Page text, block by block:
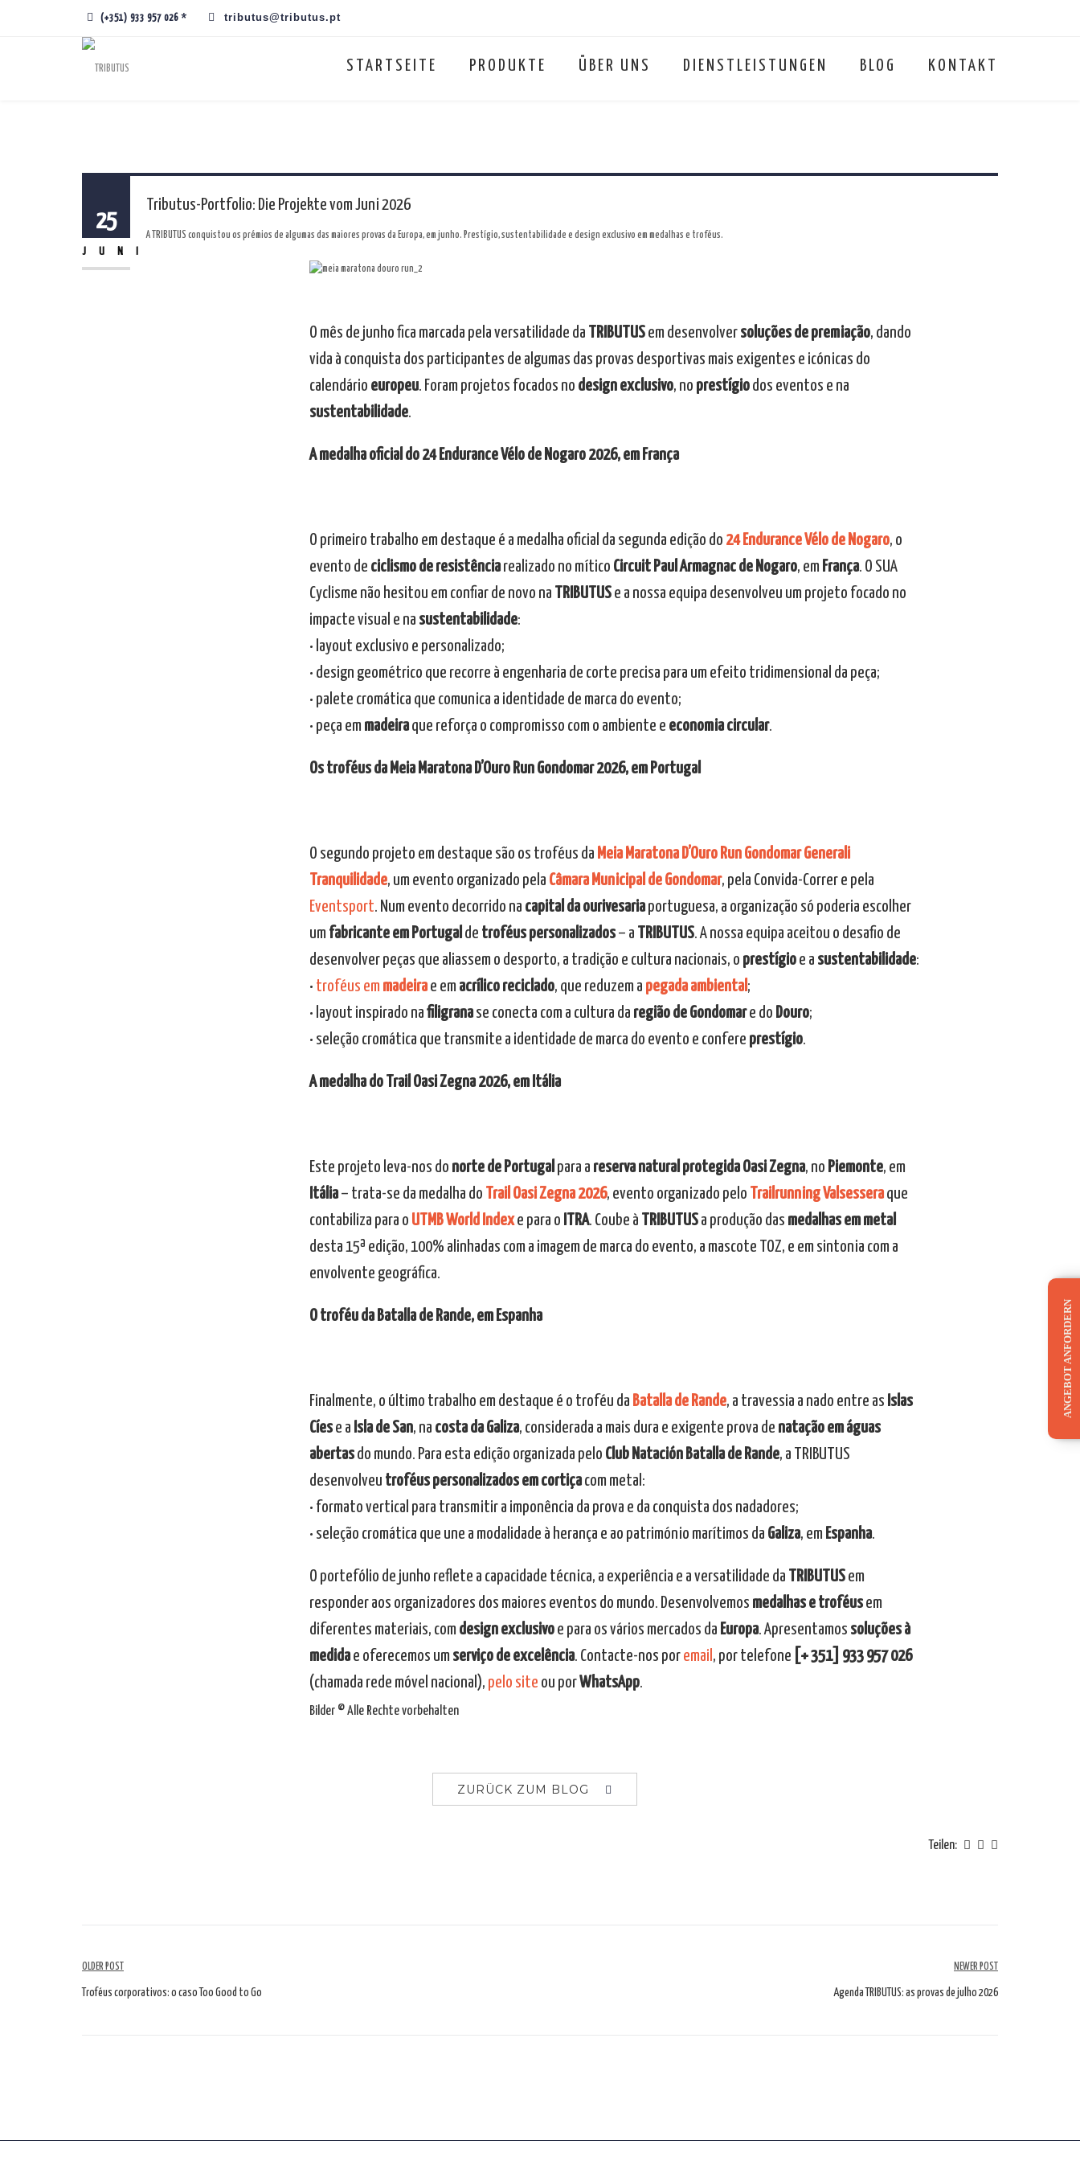
(+351) 933 957 026 * tributus@tributus.pt
STARTSEITE PRODUKTE ÜBER UNS DIENSTLEISTUNGEN BLOG KONTAKT
25
JUNI
Tributus-Portfolio: Die Projekte vom Juni 2026
A TRIBUTUS conquistou os prémios de algumas das maiores provas da Europa, em junho. Prestígio, sustentabilidade e design exclusivo em medalhas e troféus.
O mês de junho fica marcada pela versatilidade da TRIBUTUSem desenvolver soluções de premiação, dando
vida à conquista dos participantes de algumas das provas desportivas mais exigentes e icónicas do
calendário europeu. Foram projetos focados no design exclusivo, no prestígiodos eventos e na
sustentabilidade.
A medalha oficial do 24 Endurance Vélo de Nogaro 2026, em França
O primeiro trabalho em destaque é a medalha oficial da segunda edição do 24 Endurance Vélo de Nogaro, o
evento de ciclismo de resistênciarealizado no mítico Circuit Paul Armagnac de Nogaro, em França. O SUA
Cyclisme não hesitou em confiar de novo na
TRIBUTUSe a nossa equipa desenvolveu um projeto focado no
impacte visual e na sustentabilidade:
• layout exclusivo e personalizado;
• design geométrico que recorre à engenharia de corte precisa para um efeito tridimensional da peça;
• palete cromática que comunica a identidade de marca do evento;
• peça em madeiraque reforça o compromisso com o ambiente e economia circular.
Os troféus da Meia Maratona D’Ouro Run Gondomar 2026, em Portugal
O segundo projeto em destaque são os troféus da Meia Maratona D’Ouro Run Gondomar Generali
Tranquilidade, um evento organizado pela Câmara Municipal de Gondomar, pela Convida-Correr e pela
Eventsport. Num evento decorrido na capital da ourivesariaportuguesa, a organização só poderia escolher
um fabricante em Portugal de troféus personalizados– a TRIBUTUS. A nossa equipa aceitou o desafio de
desenvolver peças que aliassem o desporto, a tradição e cultura nacionais, o prestígioe a sustentabilidade:
• troféus em madeirae em acrílico reciclado, que reduzem a pegada ambiental ;
• layout inspirado na filigranase conecta com a cultura da região de Gondomare do Douro;
• seleção cromática que transmite a identidade de marca do evento e confere prestígio.
A medalha do Trail Oasi Zegna 2026, em Itália
Este projeto leva-nos do norte de Portugal para a reserva natural protegida Oasi Zegna, no Piemonte, em
Itália– trata-se da medalha do Trail Oasi Zegna 2026, evento organizado pelo Trailrunning Valsesseraque
contabiliza para o UTMB World Index e para o ITRA. Coube à TRIBUTUSa produção das medalhas em metal
desta 15ª edição, 100% alinhadas com a imagem de marca do evento, a mascote TOZ, e em sintonia com a
envolvente geográfica.
O troféu da Batalla de Rande, em Espanha
Finalmente, o último trabalho em destaque é o troféu da Batalla de Rande, a travessia a nado entre as Islas
Cíese a Isla de San, na costa da Galiza, considerada a mais dura e exigente prova de natação em águas
abertasdo mundo. Para esta edição organizada pelo Club Natación Batalla de Rande, a TRIBUTUS
desenvolveu troféus personalizados em cortiçacom metal:
• formato vertical para transmitir a imponência da prova e da conquista dos nadadores;
• seleção cromática que une a modalidade à herança e ao património marítimos da Galiza, em Espanha.
O portefólio de junho reflete a capacidade técnica, a experiência e a versatilidade da TRIBUTUSem
responder aos organizadores dos maiores eventos do mundo. Desenvolvemos medalhas e troféusem
diferentes materiais, com design exclusivoe para os vários mercados da Europa. Apresentamos soluções à
medidae oferecemos um serviço de excelência. Contacte-nos por email , por telefone [+ 351] 933 957 026
(chamada rede móvel nacional), pelo site ou porWhatsApp.
Bilder © Alle Rechte vorbehalten
ZURÜCK ZUM BLOG
Teilen:
Artikelübersicht
OLDER POST
Troféus corporativos: o caso Too Good to Go
NEWER POST
Agenda TRIBUTUS: as provas de julho 2026
ANGEBOT ANFORDERN